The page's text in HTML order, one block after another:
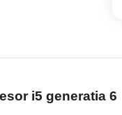
i5 generatia 6